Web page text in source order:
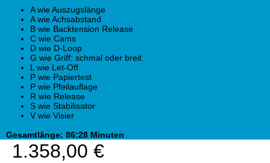
A wie Auszugslänge
A wie Achsabstand
B wie Backtension Release
C wie Cams
D wie D-Loop
G wie Griff: schmal oder breit
L wie Let-Off
P wie Papiertest
P wie Pfeilauflage
R wie Release
S wie Stabilisator
V wie Visier
Gesamtlänge: 86:28 Minuten
1.358,00 €